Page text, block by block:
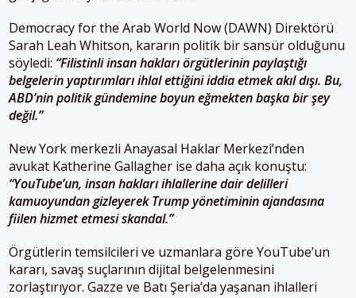
Democracy for the Arab World Now (DAWN) Direktörü
Sarah Leah Whitson, kararın politik bir sansür olduğunu
söyledi: “Filistinli insan hakları örgütlerinin paylaştığı
belgelerin yaptırımları ihlal ettiğini iddia etmek akıl dışı. Bu,
ABD’nin politik gündemine boyun eğmekten başka bir şey
değil.”
New York merkezli Anayasal Haklar Merkezi’nden
avukat Katherine Gallagher ise daha açık konuştu:
“YouTube’un, insan hakları ihlallerine dair delilleri
kamuoyundan gizleyerek Trump yönetiminin ajandasına
fiilen hizmet etmesi skandal.”
Örgütlerin temsilcileri ve uzmanlara göre YouTube’un
kararı, savaş suçlarının dijital belgelenmesini
zorlaştırıyor. Gazze ve Batı Şeria’da yaşanan ihlalleri